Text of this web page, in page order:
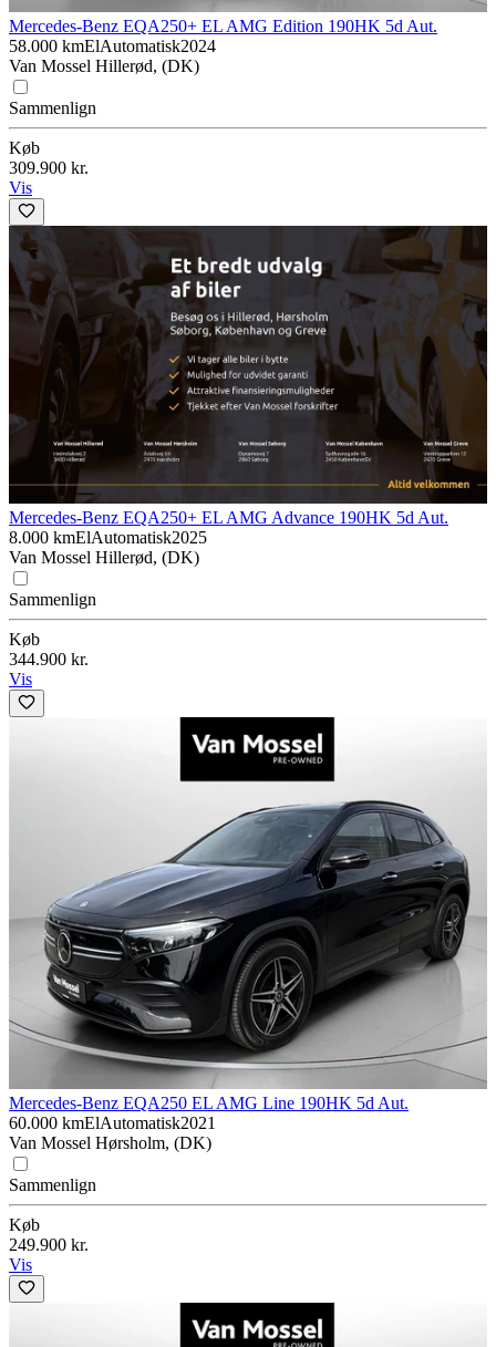
Mercedes-Benz EQA250+ EL AMG Edition 190HK 5d Aut.
58.000 kmElAutomatisk2024
Van Mossel Hillerød, (DK)
Sammenlign
Køb
309.900 kr.
Vis
Mercedes-Benz EQA250+ EL AMG Advance 190HK 5d Aut.
8.000 kmElAutomatisk2025
Van Mossel Hillerød, (DK)
Sammenlign
Køb
344.900 kr.
Vis
Mercedes-Benz EQA250 EL AMG Line 190HK 5d Aut.
60.000 kmElAutomatisk2021
Van Mossel Hørsholm, (DK)
Sammenlign
Køb
249.900 kr.
Vis